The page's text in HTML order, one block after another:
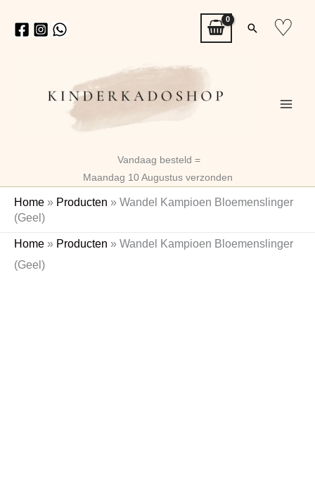
naar
Zoeken
♡
Vandaag besteld =
Maandag 10 Augustus verzonden
Home » Producten » Wandel Kampioen Bloemenslinger
(Geel)
Home » Producten » Wandel Kampioen Bloemenslinger
(Geel)
Wandel
Bloemenslinger